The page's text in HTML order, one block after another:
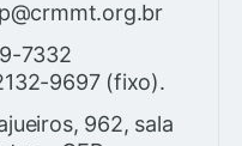
7332
9697 (fixo).
962, sala